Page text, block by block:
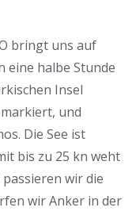
bringt uns auf
eine halbe Stunde
Insel
und
Die See ist
bis zu 25 kn weht
wir die
wir Anker in der